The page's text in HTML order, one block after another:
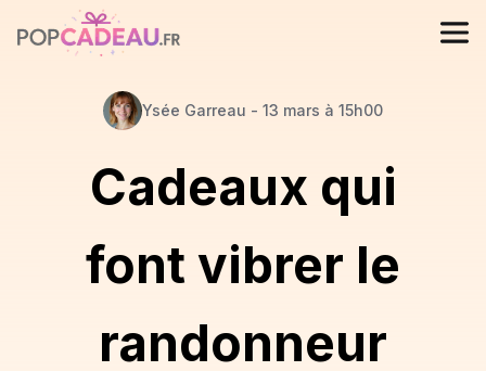
Ysée Garreau - 13 mars à 15h00
Cadeaux qui
font vibrer le
randonneur